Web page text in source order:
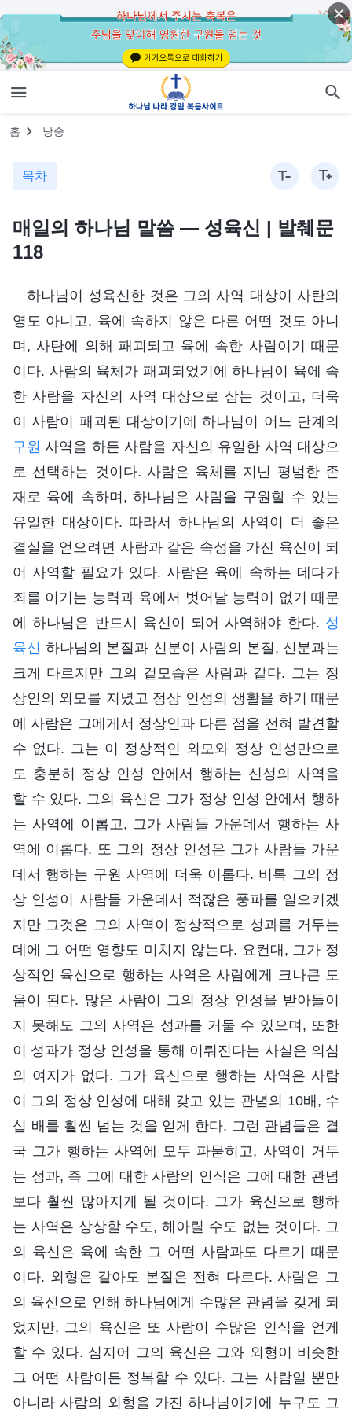
홈 낭송
목차
매일의 하나님 말씀 ― 성육신 | 발췌문
118
하나님이 성육신한 것은 그의 사역 대상이 사탄의
영도 아니고, 육에 속하지 않은 다른 어떤 것도 아니
며, 사탄에 의해 패괴되고 육에 속한 사람이기 때문
이다. 사람의 육체가 패괴되었기에 하나님이 육에 속
한 사람을 자신의 사역 대상으로 삼는 것이고, 더욱
이 사람이 패괴된 대상이기에 하나님이 어느 단계의
구원 사역을 하든 사람을 자신의 유일한 사역 대상으
로 선택하는 것이다. 사람은 육체를 지닌 평범한 존
재로 육에 속하며, 하나님은 사람을 구원할 수 있는
유일한 대상이다. 따라서 하나님의 사역이 더 좋은
결실을 얻으려면 사람과 같은 속성을 가진 육신이 되
어 사역할 필요가 있다. 사람은 육에 속하는 데다가
죄를 이기는 능력과 육에서 벗어날 능력이 없기 때문
에 하나님은 반드시 육신이 되어 사역해야 한다. 성
육신 하나님의 본질과 신분이 사람의 본질, 신분과는
크게 다르지만 그의 겉모습은 사람과 같다. 그는 정
상인의 외모를 지녔고 정상 인성의 생활을 하기 때문
에 사람은 그에게서 정상인과 다른 점을 전혀 발견할
수 없다. 그는 이 정상적인 외모와 정상 인성만으로
도 충분히 정상 인성 안에서 행하는 신성의 사역을
할 수 있다. 그의 육신은 그가 정상 인성 안에서 행하
는 사역에 이롭고, 그가 사람들 가운데서 행하는 사
역에 이롭다. 또 그의 정상 인성은 그가 사람들 가운
데서 행하는 구원 사역에 더욱 이롭다. 비록 그의 정
상 인성이 사람들 가운데서 적잖은 풍파를 일으키겠
지만 그것은 그의 사역이 정상적으로 성과를 거두는
데에 그 어떤 영향도 미치지 않는다. 요컨대, 그가 정
상적인 육신으로 행하는 사역은 사람에게 크나큰 도
움이 된다. 많은 사람이 그의 정상 인성을 받아들이
지 못해도 그의 사역은 성과를 거둘 수 있으며, 또한
이 성과가 정상 인성을 통해 이뤄진다는 사실은 의심
의 여지가 없다. 그가 육신으로 행하는 사역은 사람
이 그의 정상 인성에 대해 갖고 있는 관념의 10배, 수
십 배를 훨씬 넘는 것을 얻게 한다. 그런 관념들은 결
국 그가 행하는 사역에 모두 파묻히고, 사역이 거두
는 성과, 즉 그에 대한 사람의 인식은 그에 대한 관념
보다 훨씬 많아지게 될 것이다. 그가 육신으로 행하
는 사역은 상상할 수도, 헤아릴 수도 없는 것이다. 그
의 육신은 육에 속한 그 어떤 사람과도 다르기 때문
이다. 외형은 같아도 본질은 전혀 다르다. 사람은 그
의 육신으로 인해 하나님에게 수많은 관념을 갖게 되
었지만, 그의 육신은 또 사람이 수많은 인식을 얻게
할 수 있다. 심지어 그의 육신은 그와 외형이 비슷한
그 어떤 사람이든 정복할 수 있다. 그는 사람일 뿐만
아니라 사람의 외형을 가진 하나님이기에 누구도 그